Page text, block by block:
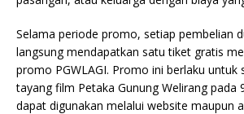
Selama periode promo, setiap pembelian
langsung mendapatkan satu tiket gratis
promo PGWLAGI. Promo ini berlaku untuk
tayang film Petaka Gunung Welirang pada
dapat digunakan melalui website maupun